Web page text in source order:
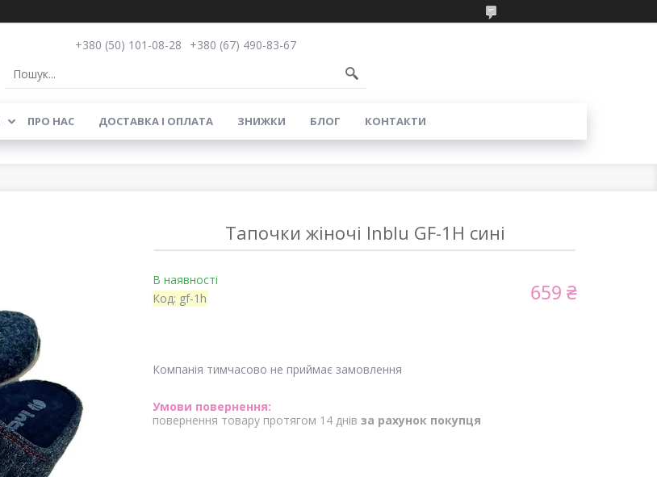
+380 (50) 101-08-28 +380 (67) 490-83-67
ПРО НАС ДОСТАВКА І ОПЛАТА ЗНИЖКИ БЛОГ КОНТАКТИ
Тапочки жіночі Inblu GF-1H сині
В наявності
Код: gf-1h 659 ₴
Компанія тимчасово не приймає замовлення
повернення товару протягом 14 днів за рахунок покупця